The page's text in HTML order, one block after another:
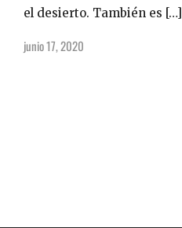
el desierto. También es […]
junio 17, 2020